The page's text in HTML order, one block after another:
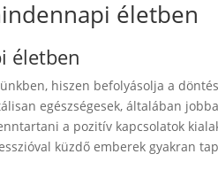
életben
életben
hiszen befolyásolja a
egészségesek, általában
a pozitív kapcsolatok
küzdő emberek gyakran